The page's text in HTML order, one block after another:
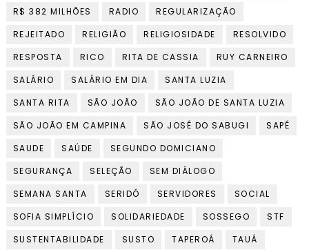
R$ 382 MILHÕES
RADIO
REGULARIZAÇÃO
REJEITADO
RELIGIÃO RELIGIOSIDADE
RESOLVIDO
RESPOSTA
RICO RITA DE CASSIA
RUY CARNEIRO
SALÁRIO
SALÁRIO EM DIA
SANTA LUZIA
SANTA RITA
SÃO JOÃO
SÃO JOÃO DE SANTA LUZIA
SÃO JOÃO EM CAMPINA
SÃO JOSÉ DO SABUGI
SAPÉ
SAUDE
SAÚDE
SEGUNDO DOMICIANO
SEGURANÇA
SELEÇÃO
SEM DIÁLOGO
SEMANA SANTA
SERIDÓ SERVIDORES
SOCIAL
SOFIA SIMPLÍCIO
SOLIDARIEDADE SOSSEGO
STF
SUSTENTABILIDADE
SUSTO TAPEROÁ
TAUÁ